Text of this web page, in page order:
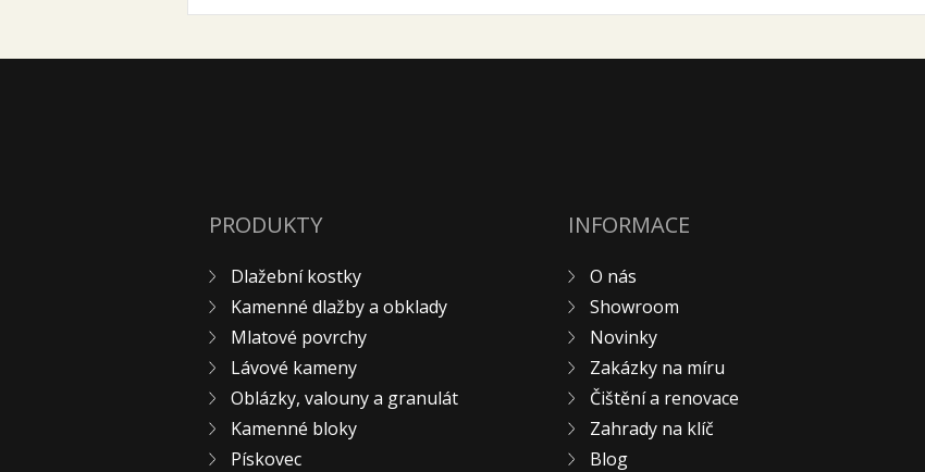
PRODUKTY
Dlažební kostky
Kamenné dlažby a obklady
Mlatové povrchy
Lávové kameny
Oblázky, valouny a granulát
Kamenné bloky
Pískovec
INFORMACE
O nás
Showroom
Novinky
Zakázky na míru
Čištění a renovace
Zahrady na klíč
Blog